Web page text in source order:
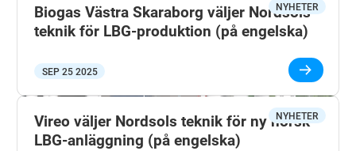
NYHETER
Biogas Västra Skaraborg väljer Nordsols
teknik för LBG-produktion (på engelska)
SEP 25 2025
NYHETER
Vireo väljer Nordsols teknik för ny norsk
LBG-anläggning (på engelska)